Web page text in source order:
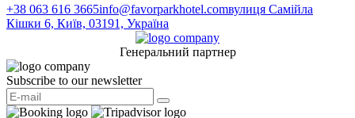
+38 063 616 3665info@favorparkhotel.comвулиця Самійла
Кішки 6, Київ, 03191, Україна
Генеральний партнер
Subscribe to our newsletter